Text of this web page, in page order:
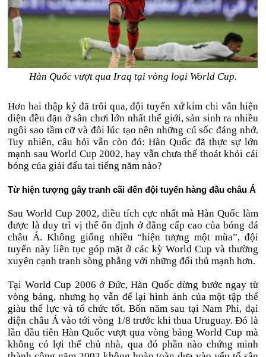
Hàn Quốc vượt qua Iraq tại vòng loại World Cup.
Hơn hai thập kỷ đã trôi qua, đội tuyển xứ kim chi vẫn hiện
diện đều đặn ở sân chơi lớn nhất thế giới, sản sinh ra nhiều
ngôi sao tầm cỡ và đôi lúc tạo nên những cú sốc đáng nhớ.
Tuy nhiên, câu hỏi vẫn còn đó: Hàn Quốc đã thực sự lớn
mạnh sau World Cup 2002, hay vẫn chưa thể thoát khỏi cái
bóng của giải đấu tai tiếng năm nào?
Từ hiện tượng gây tranh cãi đến đội tuyển hàng đầu châu Á
Sau World Cup 2002, điều tích cực nhất mà Hàn Quốc làm
được là duy trì vị thế ổn định ở đẳng cấp cao của bóng đá
châu Á. Không giống nhiều “hiện tượng một mùa”, đội
tuyển này liên tục góp mặt ở các kỳ World Cup và thường
xuyên cạnh tranh sòng phẳng với những đối thủ mạnh hơn.
Tại World Cup 2006 ở Đức, Hàn Quốc dừng bước ngay từ
vòng bảng, nhưng họ vẫn để lại hình ảnh của một tập thể
giàu thể lực và tổ chức tốt. Bốn năm sau tại Nam Phi, đại
diện châu Á vào tới vòng 1/8 trước khi thua Uruguay. Đó là
lần đầu tiên Hàn Quốc vượt qua vòng bảng World Cup mà
không có lợi thế chủ nhà, qua đó phần nào chứng minh